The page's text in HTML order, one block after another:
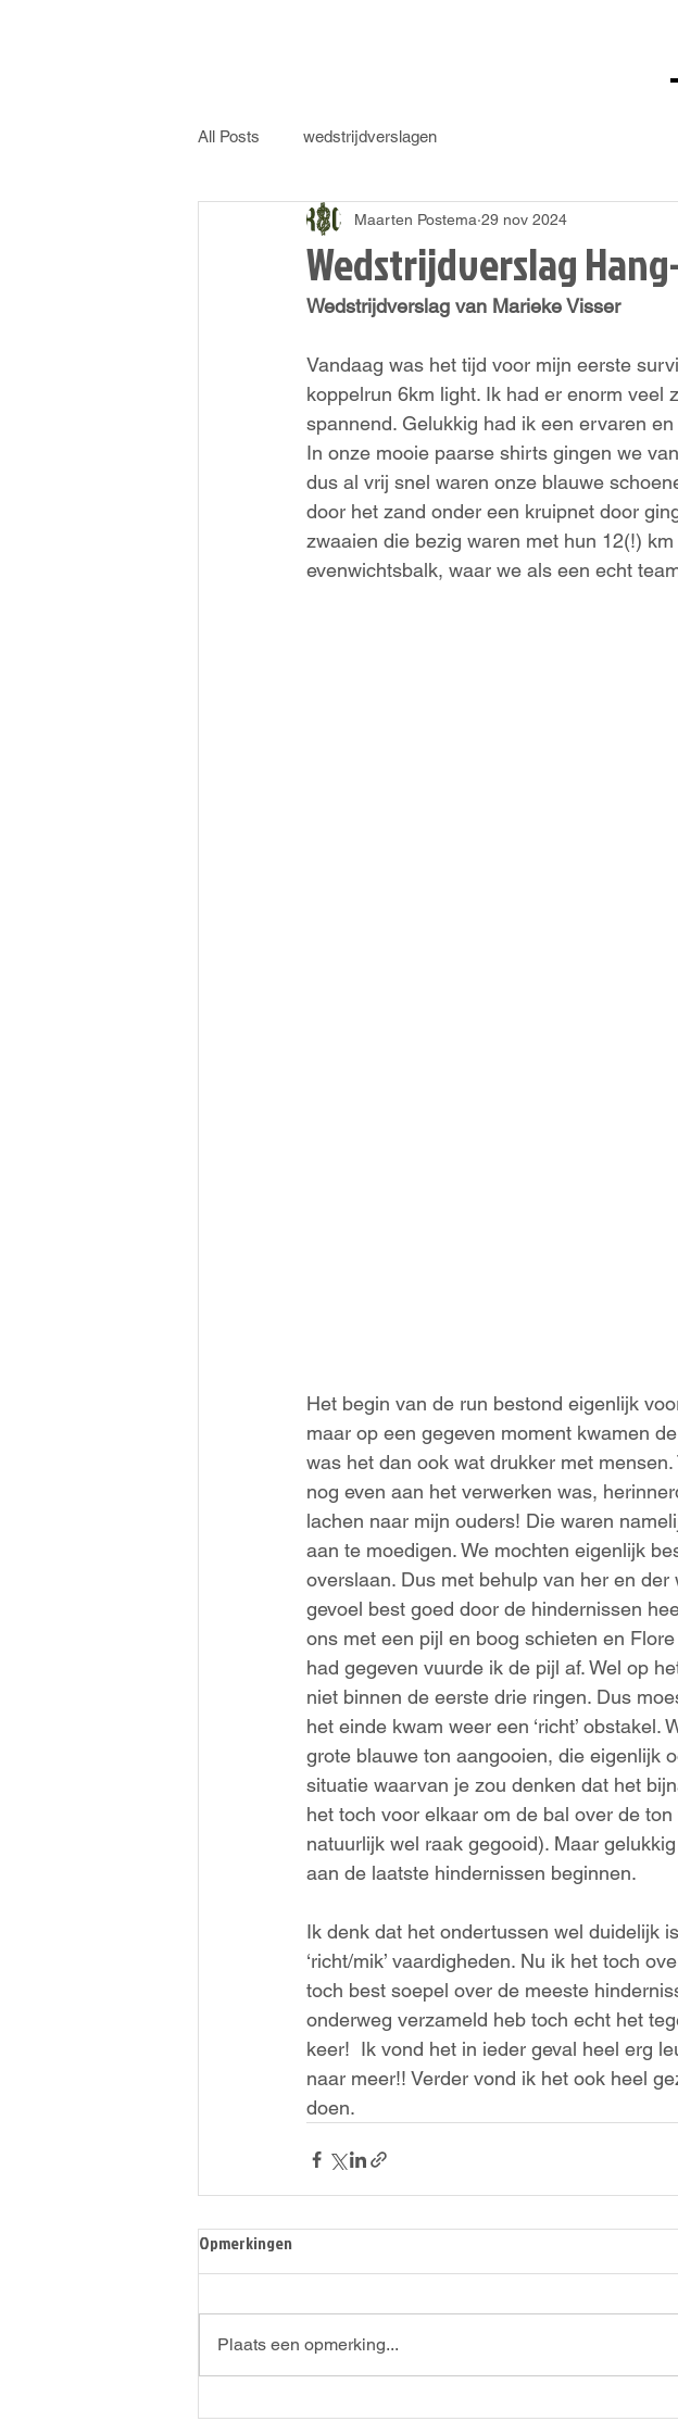
All Posts wedstrijdverslagen
Wedstrijdverslag
Maarten Postema 29 nov 2024
Wedstrijdverslag van Marieke Visser
Vandaag was het tijd voor mijn eerste
koppelrun 6km light. Ik had er enorm veel
spannend. Gelukkig had ik een ervaren
In onze mooie paarse shirts gingen we
dus al vrij snel waren onze blauwe
door het zand onder een kruipnet door
zwaaien die bezig waren met hun 12(!)
evenwichtsbalk, waar we als een echt
Het begin van de run bestond eigenlijk
maar op een gegeven moment kwamen
was het dan ook wat drukker met
nog even aan het verwerken was,
lachen naar mijn ouders! Die waren
aan te moedigen. We mochten eigenlijk
overslaan. Dus met behulp van her en
gevoel best goed door de hindernissen
ons met een pijl en boog schieten en
had gegeven vuurde ik de pijl af. Wel op
niet binnen de eerste drie ringen. Dus
het einde kwam weer een ‘richt’
grote blauwe ton aangooien, die eigenlijk
situatie waarvan je zou denken dat het
het toch voor elkaar om de bal over de
natuurlijk wel raak gegooid). Maar
aan de laatste hindernissen beginnen.
Ik denk dat het ondertussen wel duidelijk
‘richt/mik’ vaardigheden. Nu ik het toch
toch best soepel over de meeste
onderweg verzameld heb toch echt het
keer!  Ik vond het in ieder geval heel erg
naar meer!! Verder vond ik het ook heel
doen.
Opmerkingen
Plaats een opmerking...